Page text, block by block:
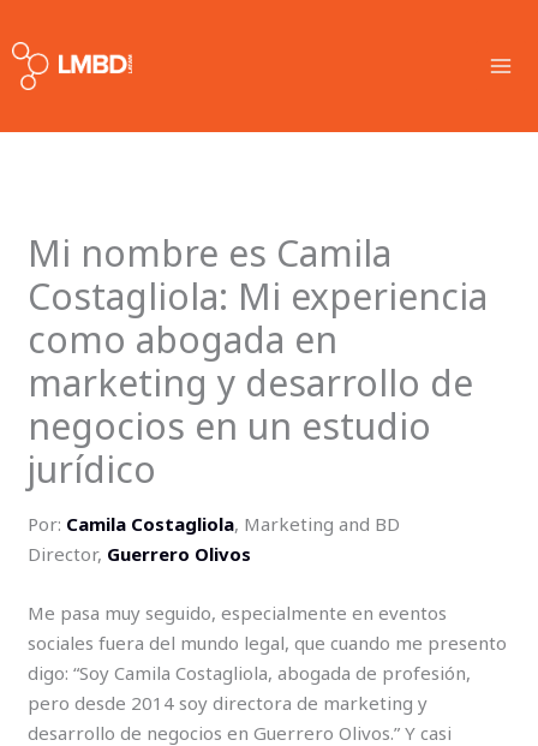
to
content
Mi nombre es Camila
Costagliola: Mi experiencia
como abogada en
marketing y desarrollo de
negocios en un estudio
jurídico
Por: Camila Costagliola, Marketing and BD
Director, Guerrero Olivos
Me pasa muy seguido, especialmente en eventos
sociales fuera del mundo legal, que cuando me presento
digo: “Soy Camila Costagliola, abogada de profesión,
pero desde 2014 soy directora de marketing y
desarrollo de negocios en Guerrero Olivos.” Y casi